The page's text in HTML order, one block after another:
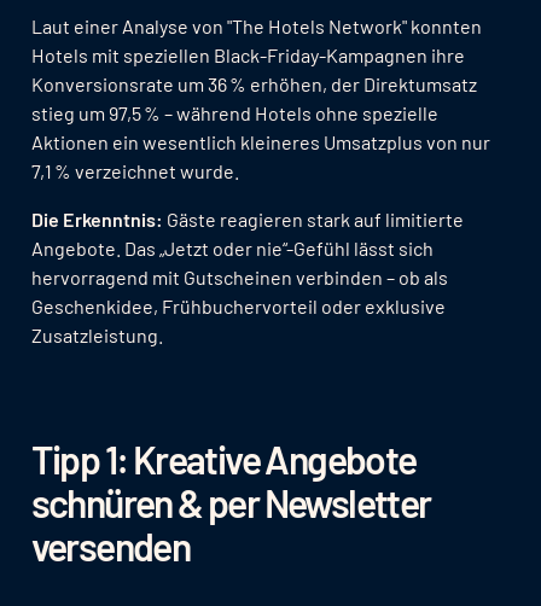
Laut einer Analyse von "The Hotels Network" konnten
Hotels mit speziellen Black-Friday-Kampagnen ihre
Konversionsrate um 36 % erhöhen, der Direktumsatz
stieg um 97,5 % – während Hotels ohne spezielle
Aktionen ein wesentlich kleineres Umsatzplus von nur
7,1 % verzeichnet wurde.
Die Erkenntnis: Gäste reagieren stark auf limitierte
Angebote. Das „Jetzt oder nie“-Gefühl lässt sich
hervorragend mit Gutscheinen verbinden – ob als
Geschenkidee, Frühbuchervorteil oder exklusive
Zusatzleistung.
Tipp 1: Kreative Angebote
schnüren & per Newsletter
versenden